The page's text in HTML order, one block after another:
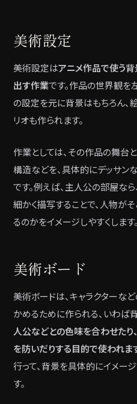
美術設定
美術設定はアニメ作品で使う
出す作業です。作品の世界観を
の設定を元に背景はもちろん、
リオも作られます。
作業としては、その作品の舞
構造などを、具体的にデッサン
です。例えば、主人公の部屋な
細かく描写することで、人物が
るのかをイメージしやすくします。
美術ボード
美術ボードは、キャラクターな
かめるために作られる、いわば
人公などとの色味を合わせたり
を防いだりする目的で使われま
行って、背景を具体的にイメー
す。